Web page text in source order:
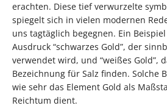
erachten. Diese tief verwurzelte
spiegelt sich in vielen modernen
uns tagtäglich begegnen. Ein
Ausdruck “schwarzes Gold”, der
verwendet wird, und “weißes Gold”,
Bezeichnung für Salz finden. Solche
wie sehr das Element Gold als
Reichtum dient.